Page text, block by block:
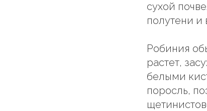
сухой
полутени и
Робиния
растет,
белыми
поросль,